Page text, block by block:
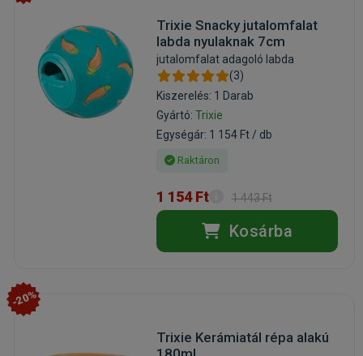
Trixie Snacky jutalomfalat
labda nyulaknak 7cm
jutalomfalat adagoló labda
(3)
Kiszerelés: 1 Darab
Gyártó: Trixie
Egységár: 1 154 Ft / db
Raktáron
1 154 Ft 1 443 Ft
Kosárba
-20%
Trixie Kerámiatál répa alakú